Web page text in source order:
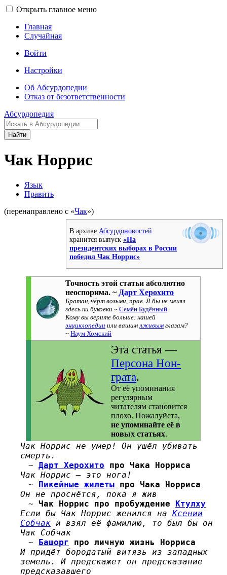
Открыть главное меню
Главная
Случайная
Войти
Настройки
Об Абсурдопедии
Отказ от безответственности
Абсурдопедия
Найти
Чак Норрис
Язык
Править
(перенаправлено с «Чак»)
В архиве Абсурдоновостей
хранится выпуск «На
президентских выборах в России
победил Чак Норрис»
Точность этой статьи абсолютно
неоспорима. ~ Дарт Херохито
Братан, чёрт возьми, прав. Я бы не менял
здесь ни буковки ~Семён Будённый
Кому вы верите больше: нашей
энциклопедии или вашимлживым глазам?
~Наум Хомский
Эта статья —
Персона Нон-
грата.
От её упоминания
регулярным
читателям становится
плохо. Пожалуйста,
не упоминайте её в
новых статьях.
Чак Норрис не умер! Он ушёл убивать
смерть.
~ Дарт Херохито про Чака Норриса
Чак Норрис — это нога!
~ Пикейные жилеты про Чака Норриса
Он не проснётся, пока я жив
~ Чак Норрис про пробуждение Ктулху
Если бы Чак Норрис женился на Ксении
Собчак и взял её фамилию, то был бы он
Чак Собчак
~ Башорг
про личную жизнь Норриса
И придёт бородатый витязь из западных
земель. И предскажет он предсказание
предсказавшего